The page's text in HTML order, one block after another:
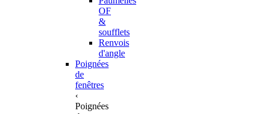
OF
&
soufflets
Renvois
d'angle
Poignées
de
fenêtres
‹
Poignées